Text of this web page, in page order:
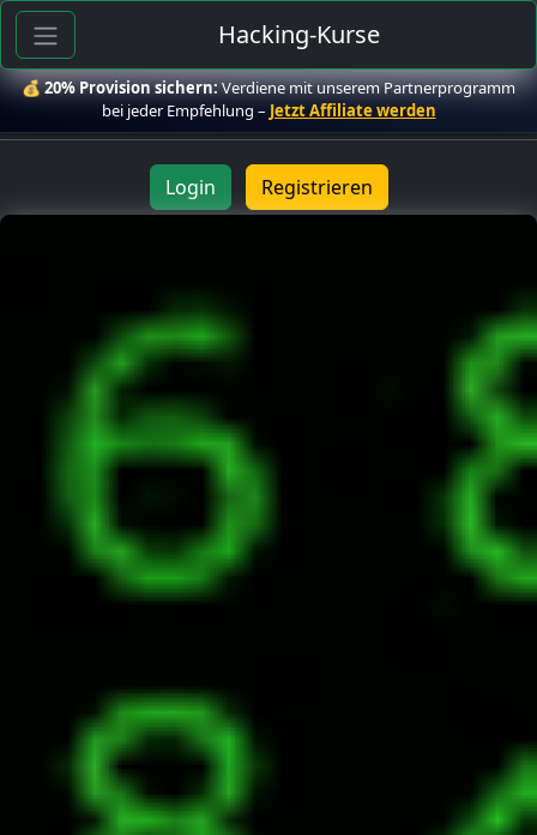
Hacking-Kurse
💰20% Provision sichern:Verdiene mit unserem Partnerprogramm
bei jeder Empfehlung – Jetzt Affiliate werden
Login Registrieren